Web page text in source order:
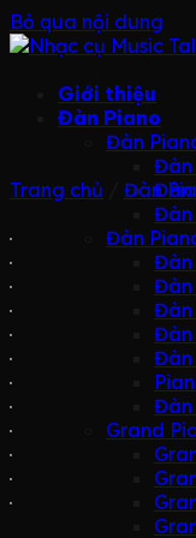
Bỏ qua nội dung
Giới thiệu
Đàn Piano
Đàn
Đàn
Đàn
Đàn
Đàn
Đàn
Đàn
Đàn
Đàn
Đàn
Đàn
Grand
Trang chủ Đàn